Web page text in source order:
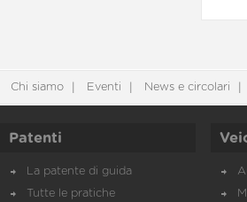
Chi siamo Eventi News e circolari
Patenti
La patente di guida
Tutte le pratiche